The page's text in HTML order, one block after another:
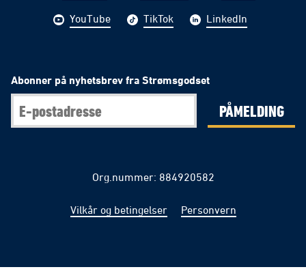
YouTube TikTok LinkedIn
Abonner på nyhetsbrev fra Strømsgodset
PÅMELDING
Org.nummer: 884920582
Vilkår og betingelser Personvern